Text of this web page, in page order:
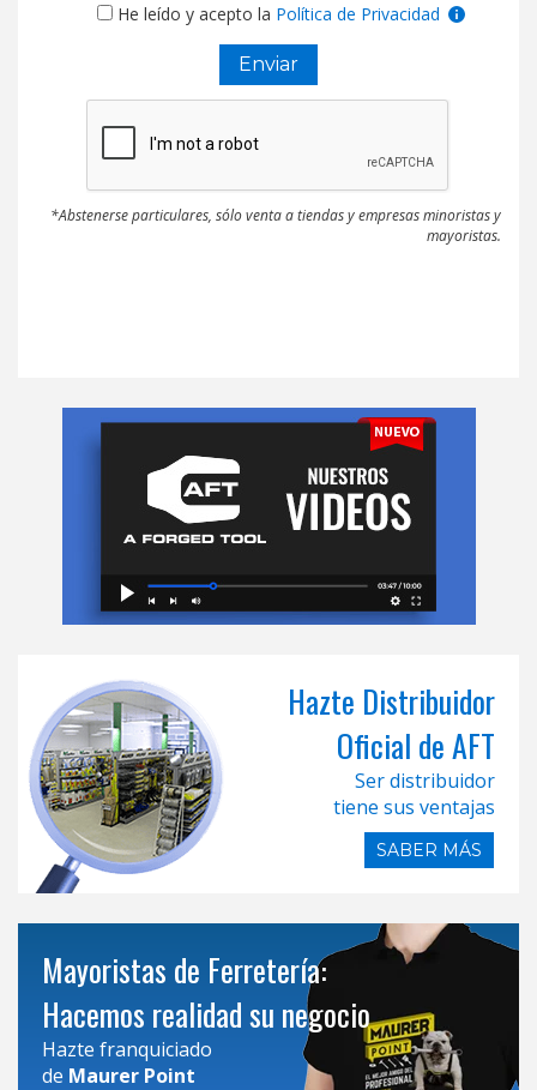
He leído y acepto la Política de Privacidad
*Abstenerse particulares, sólo venta a tiendas y empresas minoristas y
mayoristas.
Hazte Distribuidor
Oficial de AFT
Ser distribuidor
tiene sus ventajas
SABER MÁS
Mayoristas de Ferretería:
Hacemos realidad su negocio
Hazte franquiciado
de Maurer Point